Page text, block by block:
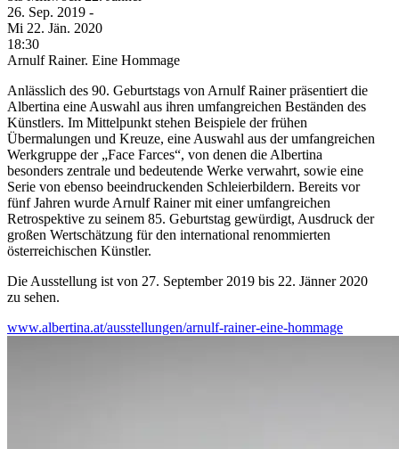
26. Sep. 2019 -
Mi 22. Jän. 2020
18:30
Arnulf Rainer. Eine Hommage
Anlässlich des 90. Geburtstags von Arnulf Rainer präsentiert die
Albertina eine Auswahl aus ihren umfangreichen Beständen des
Künstlers. Im Mittelpunkt stehen Beispiele der frühen
Übermalungen und Kreuze, eine Auswahl aus der umfangreichen
Werkgruppe der „Face Farces“, von denen die Albertina
besonders zentrale und bedeutende Werke verwahrt, sowie eine
Serie von ebenso beeindruckenden Schleierbildern. Bereits vor
fünf Jahren wurde Arnulf Rainer mit einer umfangreichen
Retrospektive zu seinem 85. Geburtstag gewürdigt, Ausdruck der
großen Wertschätzung für den international renommierten
österreichischen Künstler.
Die Ausstellung ist von 27. September 2019 bis 22. Jänner 2020
zu sehen.
www.albertina.at/ausstellungen/arnulf-rainer-eine-hommage